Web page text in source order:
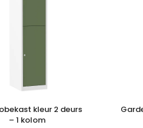
kleur 2 deurs
– 1 kolom